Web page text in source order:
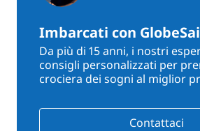
Imbarcati con
Da più di 15 anni, i nostri
consigli personalizzati per
crociera dei sogni al miglior
Contattaci